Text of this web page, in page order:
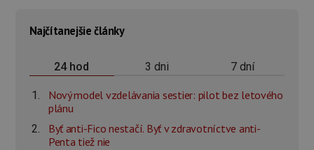
Najčítanejšie články
24 hod 3 dni 7 dní
Nový model vzdelávania sestier: pilot bez letového
plánu
Byť anti-Fico nestačí. Byť v zdravotníctve anti-
Penta tiež nie